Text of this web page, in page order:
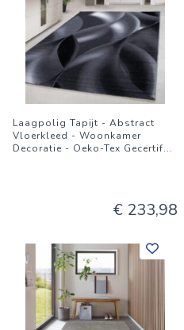
Laagpolig Tapijt - Abstract
Vloerkleed - Woonkamer
Decoratie - Oeko-Tex Gecertif...
€ 233,98